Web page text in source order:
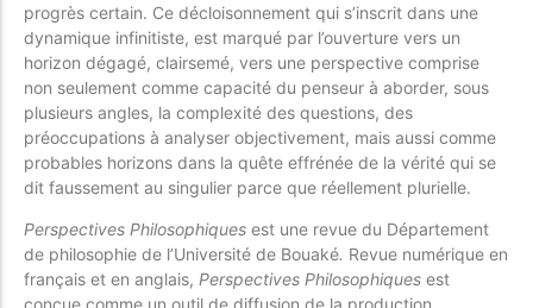
progrès certain. Ce décloisonnement qui s’inscrit dans une
dynamique infinitiste, est marqué par l’ouverture vers un
horizon dégagé, clairsemé, vers une perspective comprise
non seulement comme capacité du penseur à aborder, sous
plusieurs angles, la complexité des questions, des
préoccupations à analyser objectivement, mais aussi comme
probables horizons dans la quête effrénée de la vérité qui se
dit faussement au singulier parce que réellement plurielle.
Perspectives Philosophiques est une revue du Département
de philosophie de l’Université de Bouaké. Revue numérique en
français et en anglais, Perspectives Philosophiques est
conçue comme un outil de diffusion de la production